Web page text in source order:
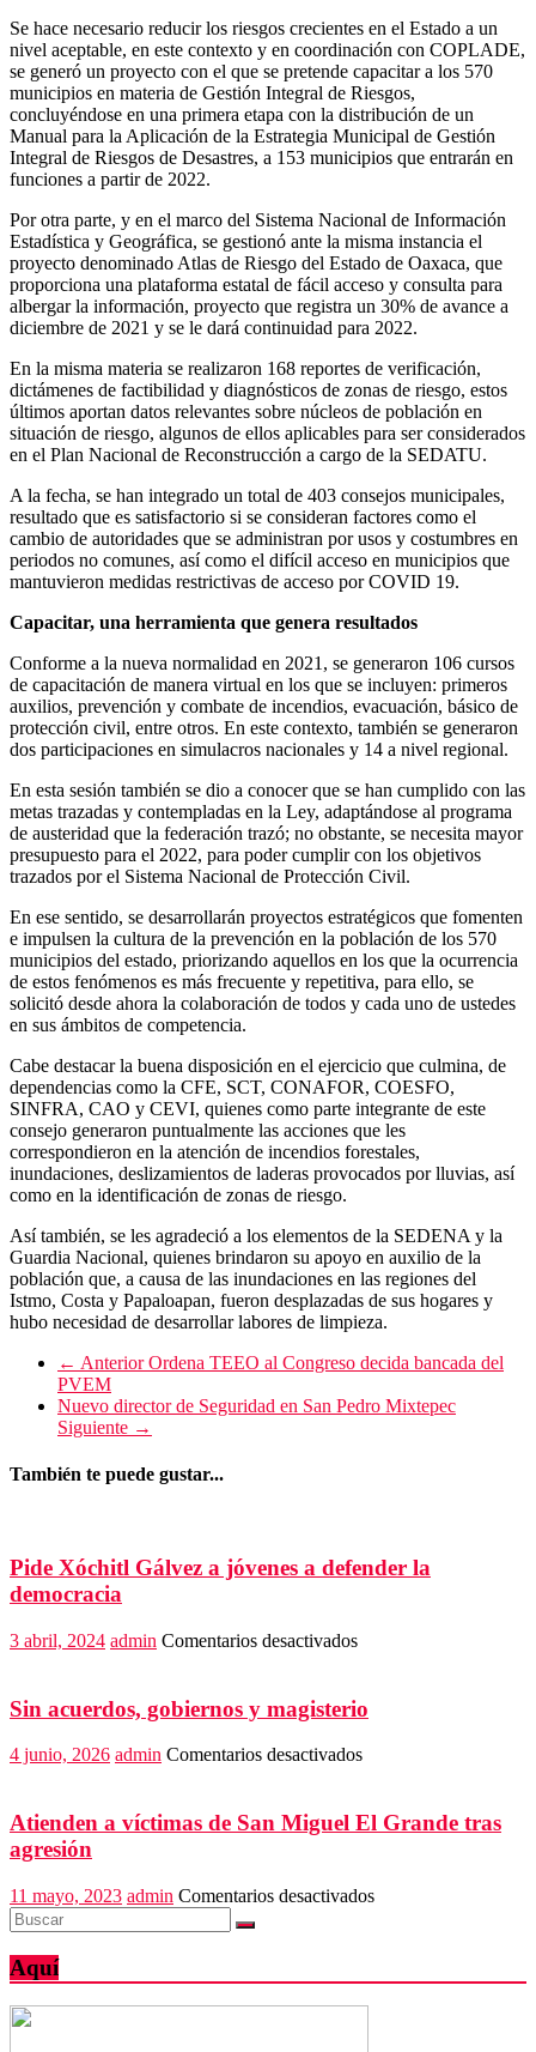
Se hace necesario reducir los riesgos crecientes en el Estado a un
nivel aceptable, en este contexto y en coordinación con COPLADE,
se generó un proyecto con el que se pretende capacitar a los 570
municipios en materia de Gestión Integral de Riesgos,
concluyéndose en una primera etapa con la distribución de un
Manual para la Aplicación de la Estrategia Municipal de Gestión
Integral de Riesgos de Desastres, a 153 municipios que entrarán en
funciones a partir de 2022.
Por otra parte, y en el marco del Sistema Nacional de Información
Estadística y Geográfica, se gestionó ante la misma instancia el
proyecto denominado Atlas de Riesgo del Estado de Oaxaca, que
proporciona una plataforma estatal de fácil acceso y consulta para
albergar la información, proyecto que registra un 30% de avance a
diciembre de 2021 y se le dará continuidad para 2022.
En la misma materia se realizaron 168 reportes de verificación,
dictámenes de factibilidad y diagnósticos de zonas de riesgo, estos
últimos aportan datos relevantes sobre núcleos de población en
situación de riesgo, algunos de ellos aplicables para ser considerados
en el Plan Nacional de Reconstrucción a cargo de la SEDATU.
A la fecha, se han integrado un total de 403 consejos municipales,
resultado que es satisfactorio si se consideran factores como el
cambio de autoridades que se administran por usos y costumbres en
periodos no comunes, así como el difícil acceso en municipios que
mantuvieron medidas restrictivas de acceso por COVID 19.
Capacitar, una herramienta que genera resultados
Conforme a la nueva normalidad en 2021, se generaron 106 cursos
de capacitación de manera virtual en los que se incluyen: primeros
auxilios, prevención y combate de incendios, evacuación, básico de
protección civil, entre otros. En este contexto, también se generaron
dos participaciones en simulacros nacionales y 14 a nivel regional.
En esta sesión también se dio a conocer que se han cumplido con las
metas trazadas y contempladas en la Ley, adaptándose al programa
de austeridad que la federación trazó; no obstante, se necesita mayor
presupuesto para el 2022, para poder cumplir con los objetivos
trazados por el Sistema Nacional de Protección Civil.
En ese sentido, se desarrollarán proyectos estratégicos que fomenten
e impulsen la cultura de la prevención en la población de los 570
municipios del estado, priorizando aquellos en los que la ocurrencia
de estos fenómenos es más frecuente y repetitiva, para ello, se
solicitó desde ahora la colaboración de todos y cada uno de ustedes
en sus ámbitos de competencia.
Cabe destacar la buena disposición en el ejercicio que culmina, de
dependencias como la CFE, SCT, CONAFOR, COESFO,
SINFRA, CAO y CEVI, quienes como parte integrante de este
consejo generaron puntualmente las acciones que les
correspondieron en la atención de incendios forestales,
inundaciones, deslizamientos de laderas provocados por lluvias, así
como en la identificación de zonas de riesgo.
Así también, se les agradeció a los elementos de la SEDENA y la
Guardia Nacional, quienes brindaron su apoyo en auxilio de la
población que, a causa de las inundaciones en las regiones del
Istmo, Costa y Papaloapan, fueron desplazadas de sus hogares y
hubo necesidad de desarrollar labores de limpieza.
← AnteriorOrdena TEEO al Congreso decida bancada del
PVEM
Nuevo director de Seguridad en San Pedro Mixtepec
Siguiente →
También te puede gustar...
Pide Xóchitl Gálvez a jóvenes a defender la
democracia
3 abril, 2024 admin Comentarios desactivadosen
Gálvez
a
jóvenes
la
democracia
Sin acuerdos, gobiernos y magisterio
4 junio, 2026 admin Comentarios desactivadosen
gobiernos
Atienden a víctimas de San Miguel El Grande tras
agresión
11 mayo, 2023 admin Comentarios desactivadosen
de
Aquí